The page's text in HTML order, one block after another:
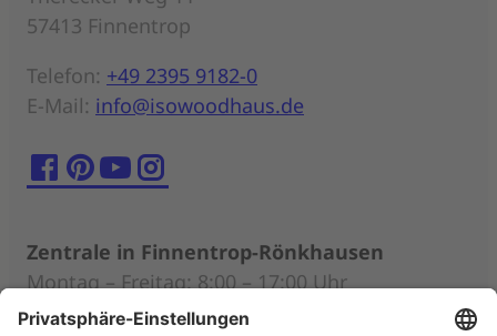
57413 Finnentrop
Telefon: +49 2395 9182-0
E-Mail: info@isowoodhaus.de
Zentrale in Finnentrop-Rönkhausen
Montag – Freitag: 8:00 – 17:00 Uhr